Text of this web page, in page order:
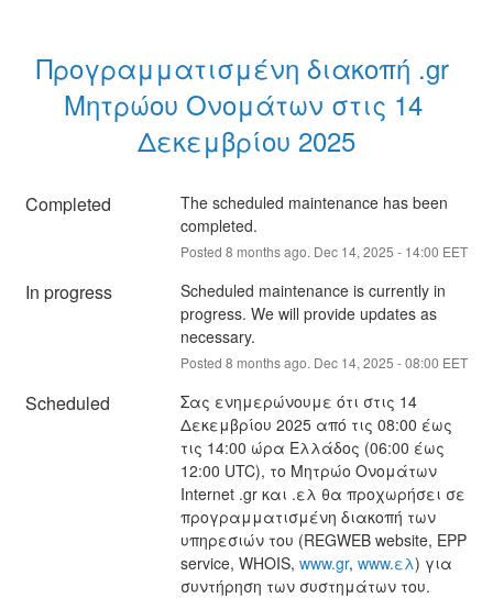
Προγραμματισμένη διακοπή .gr
Μητρώου Ονομάτων στις 14
Δεκεμβρίου 2025
Completed
The scheduled maintenance has been
completed.
Posted 8 months ago. Dec 14, 2025 - 14:00 EET
In progress
Scheduled maintenance is currently in
progress. We will provide updates as
necessary.
Posted 8 months ago. Dec 14, 2025 -08:00 EET
Scheduled
Σας ενημερώνουμε ότι στις 14
Δεκεμβρίου 2025 από τις 08:00 έως
τις 14:00 ώρα Ελλάδος (06:00 έως
12:00 UTC), το Μητρώο Ονομάτων
Internet .gr και .ελ θα προχωρήσει σε
προγραμματισμένη διακοπή των
υπηρεσιών του (REGWEB website, EPP
service, WHOIS, www.gr, www.ελ) για
συντήρηση των συστημάτων του.